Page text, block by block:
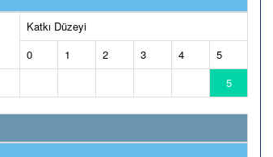
Katkı Düzeyi
0
1 2 3 4
5
5